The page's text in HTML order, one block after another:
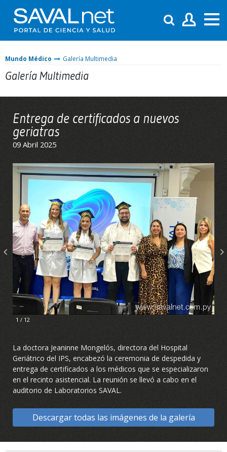
Mundo Médico Galería Multimedia
Galería Multimedia
Entrega de certificados a nuevos
geriatras
09 Abril 2025
1 / 12
2 / 12
La doctora Jeaninne Mongelós, directora del Hospital
Geriátrico del IPS, encabezó la ceremonia de despedida y
entrega de certificados a los médicos que se especializaron
en el recinto asistencial. La reunión se llevó a cabo en el
auditorio de Laboratorios SAVAL.
Descargar todas las imágenes de la galería